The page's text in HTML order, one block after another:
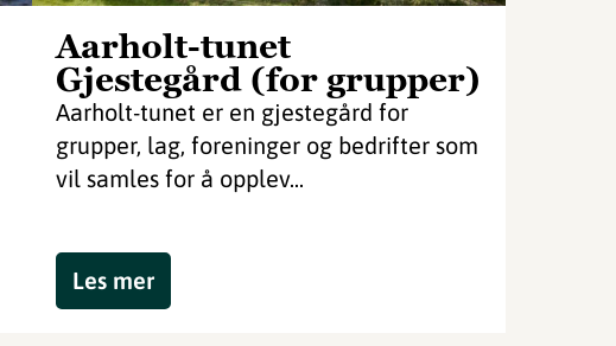
Aarholt-tunet
Gjestegård (for grupper)
Aarholt-tunet er en gjestegård for
grupper, lag, foreninger og bedrifter som
vil samles for å opplev...
Les mer